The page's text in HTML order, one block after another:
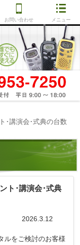
お問い合わせ メニュー
･講演会･式典の台数
ト･講演会･式典
2026.3.12
ルをご検討のお客様